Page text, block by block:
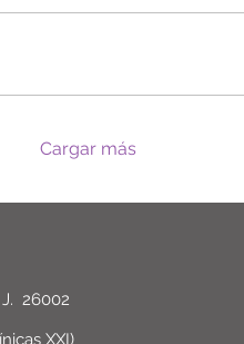
Cargar más
J. 26002
XXI)